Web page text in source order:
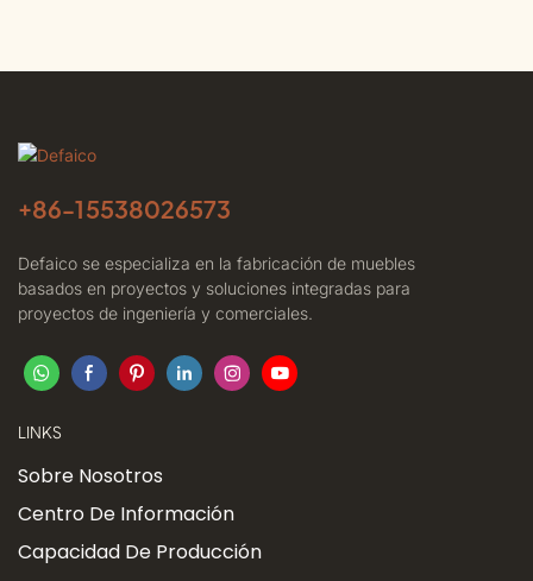
+86-15538026573
Defaico se especializa en la fabricación de muebles
basados ​​en proyectos y soluciones integradas para
proyectos de ingeniería y comerciales.
LINKS
Sobre Nosotros
Centro De Información
Capacidad De Producción